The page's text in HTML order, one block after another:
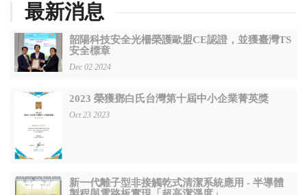
最新消息
韶陽科技安全光柵榮護歐盟CE認證，並獲臺灣TS
安全標章
Dec 02 2024
2023 榮獲鄧白氏台灣第十屆中小企業菁英獎
Oct 23 2023
新一代離子型非接觸乾式清潔系統應用 - 半導體